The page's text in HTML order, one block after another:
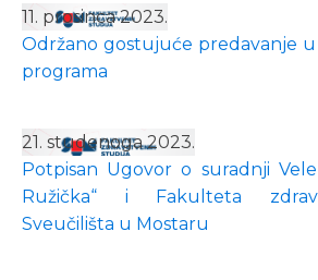
11. prosinca 2023.
Održano gostujuće predavanje u
programa
21. studenoga 2023.
Potpisan Ugovor o suradnji
Ružička“ i Fakulteta
Sveučilišta u Mostaru